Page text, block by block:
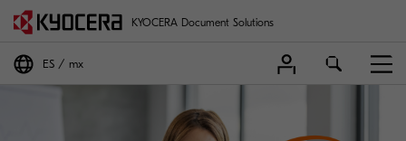
KYOCERA Document Solutions
ES mx